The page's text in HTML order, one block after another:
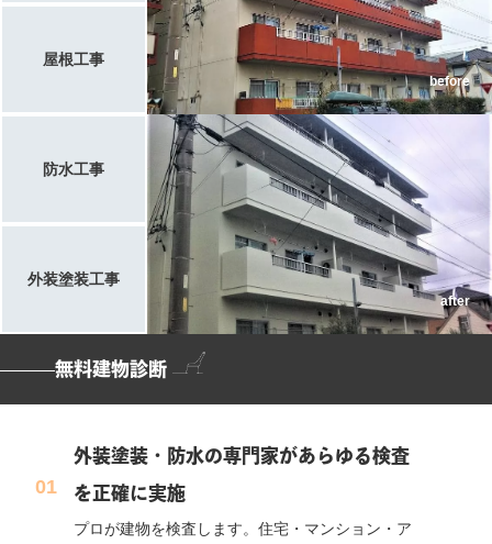
屋根工事
防水工事
外装塗装工事
無料建物診断
外装塗装・防水の専門家があらゆる検査
を正確に実施
プロが建物を検査します。住宅・マンション・ア